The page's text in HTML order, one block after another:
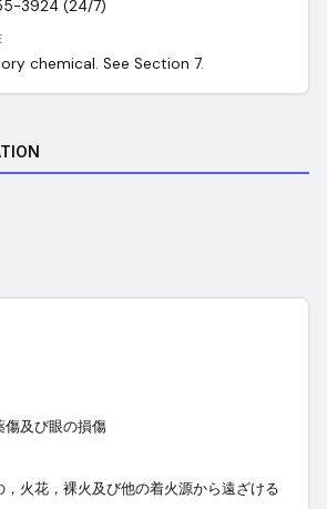
3924 (24/7)
chemical. See Section 7.
傷及び眼の損傷
，火花，裸火及び他の着火源から遠ざける